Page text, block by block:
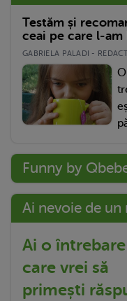
Testăm și
ceai pe care l-
GABRIELA PALADI -
Funny by
Ai nevoie de un
Ai o
care vrei să
primești